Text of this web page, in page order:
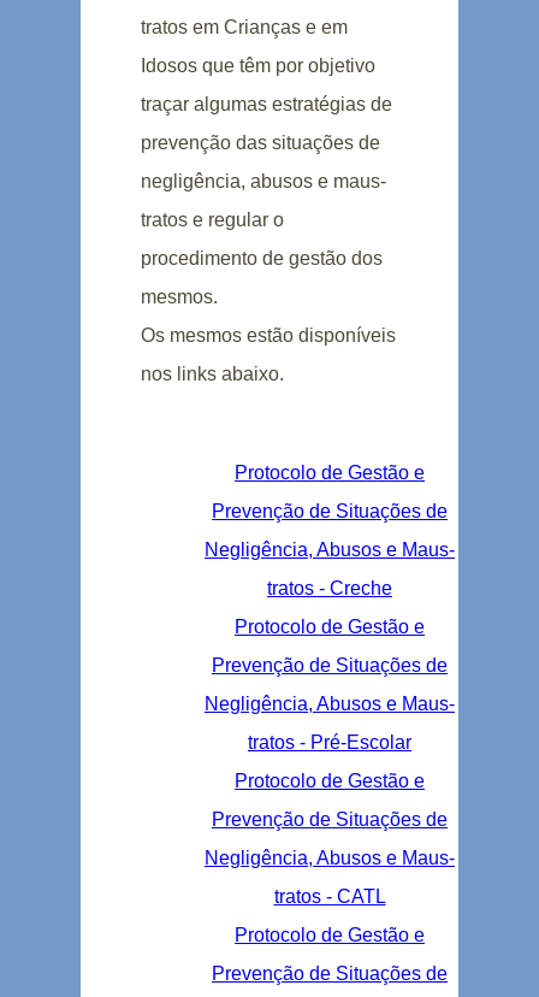
tratos em Crianças e em
Idosos que têm por objetivo
traçar algumas estratégias de
prevenção das situações de
negligência, abusos e maus-
tratos e regular o
procedimento de gestão dos
mesmos.
Os mesmos estão disponíveis
nos links abaixo.
Protocolo de Gestão e
Prevenção de Situações de
Negligência, Abusos e Maus-
tratos - Creche
Protocolo de Gestão e
Prevenção de Situações de
Negligência, Abusos e Maus-
tratos - Pré-Escolar
Protocolo de Gestão e
Prevenção de Situações de
Negligência, Abusos e Maus-
tratos - CATL
Protocolo de Gestão e
Prevenção de Situações de